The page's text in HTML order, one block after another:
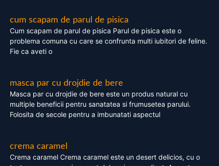
cum scapam de parul de pisica
Cum scapam de parul de pisica Parul de pisica este o
problema comuna cu care se confrunta multi iubitori de feline.
Fie ca aveti o
masca par cu drojdie de bere
Masca par cu drojdie de bere este un produs natural cu
multiple beneficii pentru sanatatea si frumusetea parului.
Folosita de secole pentru a imbunatati aspectul
crema caramel
Crema caramel Crema caramel este un desert delicios, cu o